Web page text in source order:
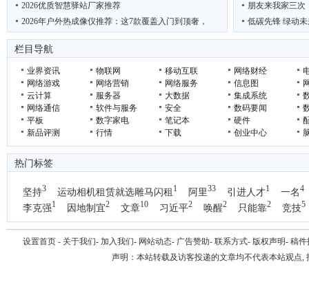
2026优质智慧驿站厂家推荐
2026年户外热成像仪推荐：这7款覆盖入门到顶奢，
2026年用友代理商深度选型指南：不同需求下的最佳
朋友来我家三次
低碳先锋 绿动
栏目导航
业界资讯 物联网 移动互联 网络财经
网络游戏
网络营销 网络服务 信息图
云计算
服务器 大数据 集成系统
网络通信
软件与服务 安全 数码要闻
平板
数字家电 笔记本 硬件
新品评测
行情 下载 创业中心
热门标签
坚持3 运动相机租赁就选雕马闪租 1 阿里33 引进人才1 一名4
李克强1 因地制宜2 文章10 习近平2 唤醒2 只能靠2 竞技5
设置首页 - 关于我们- 加入我们- 网站动态- 广告赞助- 联系方式- 版权声明- 稿件
声明：本站转载及访客投递的文章均不代表本站观点